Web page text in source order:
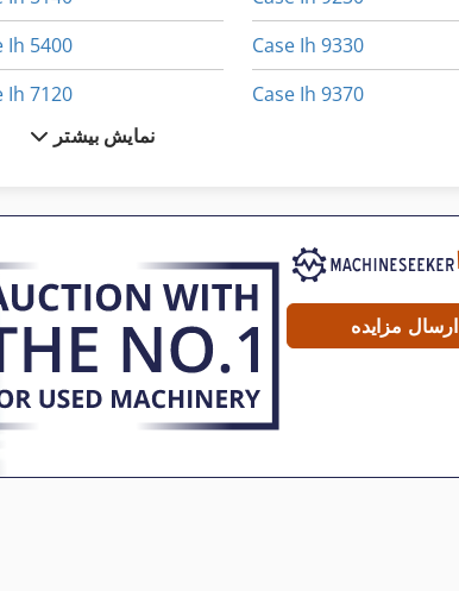
Ih 5400
Ih 7120
Ih 7130
Ih 8120
Case Ih 9330
Case Ih 9370
نمایش بیشتر
ارسال مزایده